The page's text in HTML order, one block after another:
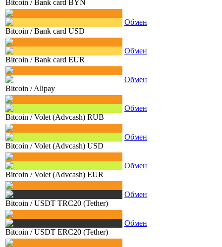
Bitcoin / Bank card BYN
Bitcoin /Bank card USD
Обмен
Bitcoin /Bank card EUR
Обмен
Bitcoin /Alipay
Обмен
Bitcoin /Volet (Advcash) RUB
Обмен
Bitcoin /Volet (Advcash) USD
Обмен
Bitcoin /Volet (Advcash) EUR
Обмен
Bitcoin /USDT TRC20 (Tether)
Обмен
Bitcoin /USDT ERC20 (Tether)
Обмен